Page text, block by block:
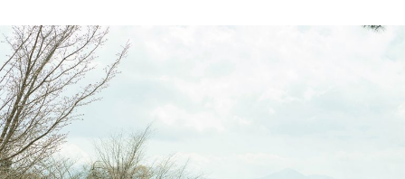
2026年7月号「鎌倉 ローカルが 教えてくれた 本当の歩き方。」
2026年6月号「大銀座 トレンドが生まれる 新しい一流店へ。」
2026年5月号「“大好き”に出会いに。韓国」
MAGAZINE